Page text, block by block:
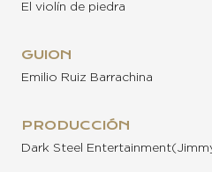
El violín de piedra
GUION
Emilio Ruiz Barrachina
PRODUCCIÓN
Dark Steel